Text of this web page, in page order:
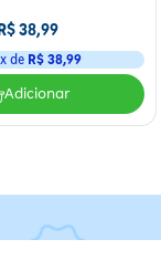
antes do
38,99
x de R$ 38,99
Adicionar